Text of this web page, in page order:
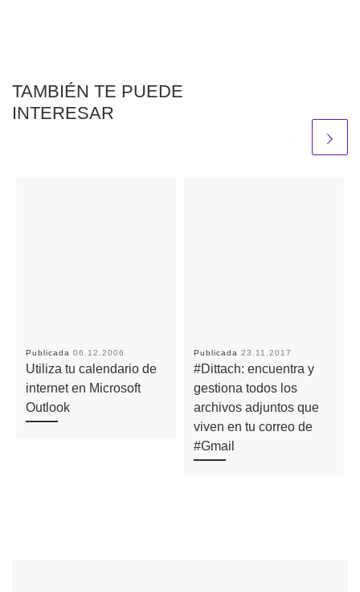
TAMBIÉN TE PUEDE
INTERESAR
Publicada 06.12.2006
Utiliza tu calendario de
internet en Microsoft
Outlook
Publicada 23.11.2017
#Dittach: encuentra y
gestiona todos los
archivos adjuntos que
viven en tu correo de
#Gmail